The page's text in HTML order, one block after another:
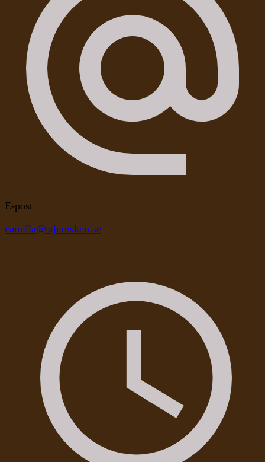
E-post
camilla@stjernsken.se